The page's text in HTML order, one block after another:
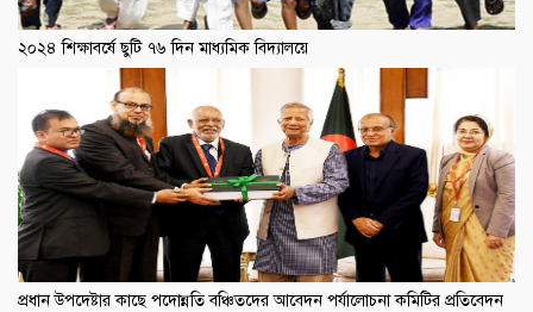
২০২৪ শিক্ষাবর্ষে ছুটি ৭৬ দিন মাধ্যমিক বিদ্যালয়ে
প্রধান উপদেষ্টার কাছে পদোন্নতি বঞ্চিতদের আবেদন পর্যালোচনা কমিটির প্রতিবেদন